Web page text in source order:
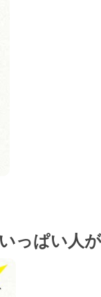
っぱい人